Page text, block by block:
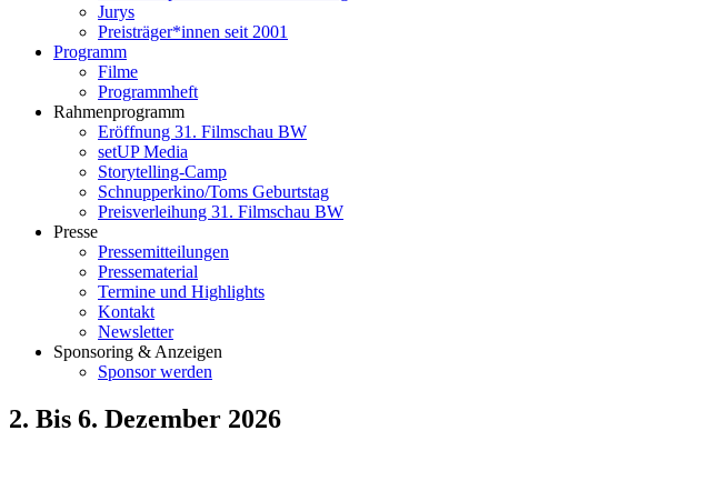
Jurys
Preisträger*innen seit 2001
Programm
Filme
Programmheft
Rahmenprogramm
Eröffnung 31. Filmschau BW
setUP Media
Storytelling-Camp
Schnupperkino/Toms Geburtstag
Preisverleihung 31. Filmschau BW
Presse
Pressemitteilungen
Pressematerial
Termine und Highlights
Kontakt
Newsletter
Sponsoring & Anzeigen
Sponsor werden
2. Bis 6. Dezember 2026